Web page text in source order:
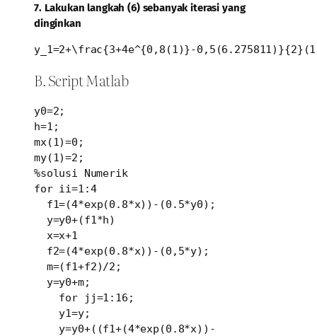
7. Lakukan langkah (6) sebanyak iterasi yang
dinginkan
y_1=2+\frac{3+4e^{0,8(1)}-
B. Script Matlab
y0=2;
h=1;
mx(1)=0;
my(1)=2;
%solusi Numerik
for ii=1:4